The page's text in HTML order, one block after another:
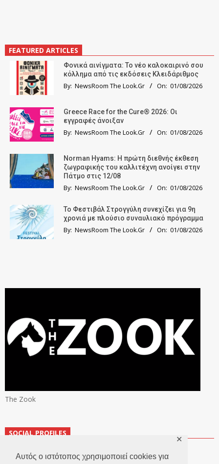
Αυτός ο ιστότοπος χρησιμοποιεί cookies για
✕
FEATURED ARTICLES
Φονικά αινίγματα: Το νέο καλοκαιρινό σου
κόλλημα από τις εκδόσεις Κλειδάριθμος
By: NewsRoom The Look.Gr On: 01/08/2026
Greece Race for the Cure® 2026: Οι
εγγραφές άνοιξαν
By: NewsRoom The Look.Gr On: 01/08/2026
Norman Hyams: Η πρώτη διεθνής έκθεση
ζωγραφικής του καλλιτέχνη ανοίγει στην
Πάτμο στις 12/08
By: NewsRoom The Look.Gr On: 01/08/2026
Το Φεστιβάλ Στρογγύλη συνεχίζει για 9η
χρονιά με πλούσιο συναυλιακό πρόγραμμα
By: NewsRoom The Look.Gr On: 01/08/2026
The Zook
SOCIAL PROFILES